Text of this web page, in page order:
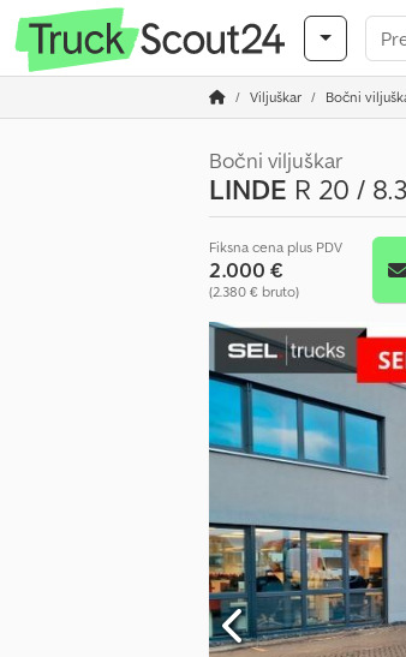
Viljuškar Bočni
Bočni viljuškar
LINDE R 20 /
Fiksna cena plus PDV
2.000 €
(2.380 € bruto)